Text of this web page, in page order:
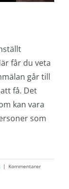
får du veta
går till
få. Det
kan vara
som
|
Kommentarer